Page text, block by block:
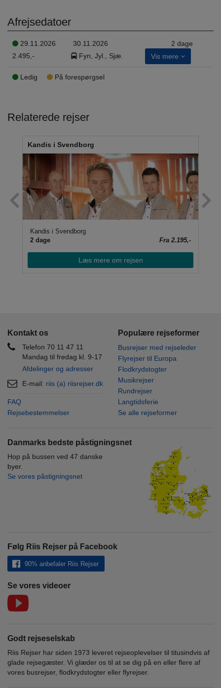
Afrejsedatoer
29.11.2026 30.11.2026
2 dage
2.495,-
Fyn, Jyl., Sjæ. Vis mere
Ledig På forespørgsel
Relaterede rejser
Kandis i Svendborg
Kandis i Svendborg
2 dage
Fra 2.195,-
Læs mere om rejsen
Kontakt os
Telefon 70 11 47 11
Mandag til fredag kl. 9-17
Afdelinger og adresser
E-mail: riis (a) riisrejser.dk
FAQ
Rejsebestemmelser
Populære rejseformer
Busrejser med rejseleder
Flyrejser til Europa
Flodkrydstogter
Musikrejser
Rundrejser
Langtidsferie
Se alle rejseformer
Danmarks bedste påstigningsnet
Hop på bussen ved 47 danske
byer.
Se vores påstigningsnet
Følg Riis Rejser på Facebook
90% anbefaler Riis Rejser
Se vores videoer
Godt rejseselskab
Riis Rejser har siden 1973 leveret rejseoplevelser til titusindvis af
glade rejsegæster. Vi glæder os til at se dig på en eller flere af
vores busrejser, flodkrydstogter eller flyrejser.